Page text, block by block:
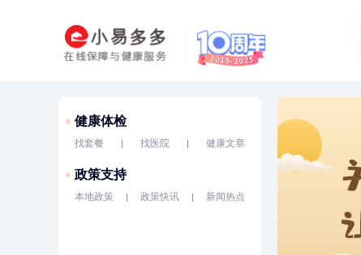
健康体检
找套餐 找医院 健康文章
政策支持
本地政策 政策快讯 新闻热点